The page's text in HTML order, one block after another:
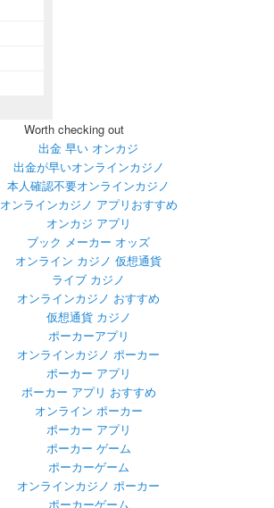
Worth checking out
出金 早い オンカジ
出金が早いオンラインカジノ
本人確認不要オンラインカジノ
オンラインカジノ アプリおすすめ
オンカジ アプリ
ブック メーカー オッズ
オンライン カジノ 仮想通貨
ライブ カジノ
オンラインカジノ おすすめ
仮想通貨 カジノ
ポーカーアプリ
オンラインカジノ ポーカー
ポーカー アプリ
ポーカー アプリ おすすめ
オンライン ポーカー
ポーカー アプリ
ポーカー ゲーム
ポーカーゲーム
オンラインカジノ ポーカー
ポーカーゲーム